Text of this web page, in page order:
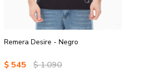
Remera Desire - Negro
$ 545 $1.090